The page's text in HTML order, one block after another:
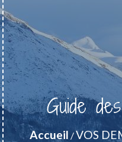
Guide
Accueil /VOS